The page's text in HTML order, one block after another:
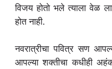
विजय होतो भले त्याला वेळ
होत नाही.
नवरात्रीचा पवित्र सण
आपल्या शक्तीचा कधीही